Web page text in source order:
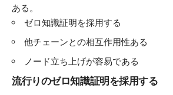
ある。
ゼロ知識証明を採用する
他チェーンとの相互作用性ある
ノード立ち上げが容易である
流行りのゼロ知識証明を採用する